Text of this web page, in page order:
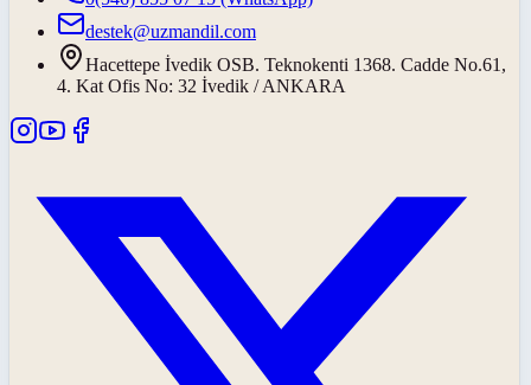
destek@uzmandil.com
Hacettepe İvedik OSB. Teknokenti 1368. Cadde No.61,
4. Kat Ofis No: 32 İvedik / ANKARA